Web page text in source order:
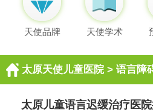
天使品牌 天使学术
太原天使儿童医院> 语言障
太原儿童语言迟缓治疗医